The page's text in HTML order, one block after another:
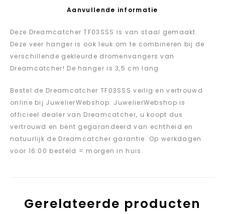
Aanvullende informatie
Deze Dreamcatcher TF03SSS is van staal gemaakt.
Deze veer hanger is ook leuk om te combineren bij de
verschillende gekleurde dromenvangers van
Dreamcatcher! De hanger is 3,5 cm lang
Bestel de Dreamcatcher TF03SSS veilig en vertrouwd
online bij JuwelierWebshop. JuwelierWebshop is
officieel dealer van Dreamcatcher, u koopt dus
vertrouwd en bent gegarandeerd van echtheid en
natuurlijk de Dreamcatcher garantie. Op werkdagen
voor 16:00 besteld = morgen in huis.
Gerelateerde producten